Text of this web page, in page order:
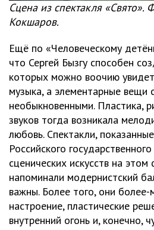
Сцена из спектакля «Свято».
Кокшаров.
Ещё по «Человеческому
что Сергей Бызгу способен
которых можно воочию
музыка, а элементарные вещи
необыкновенными. Пластика,
звуков тогда возникала
любовь. Спектакли,
Российского
сценических искусств на этом
напоминали модернистский
важны. Более того, они
настроение, пластические
внутренний огонь и, конечно,